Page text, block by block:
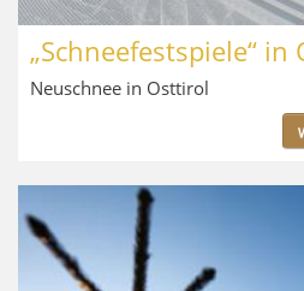
„Schneefestspiele“ in
Neuschnee in Osttirol